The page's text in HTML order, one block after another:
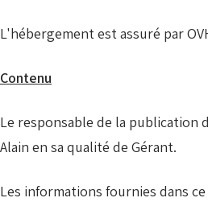
L'hébergement est assuré par
Contenu
Le responsable de la publication
Alain en sa qualité de Gérant.
Les informations fournies dans